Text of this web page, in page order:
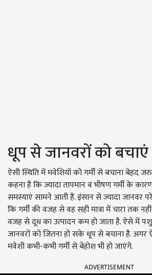
धूप से जानवरों को बचाएं
ऐसी स्थिति में मवेशियों को गर्मी से बचाना बेहद
कहना है कि ज्यादा तापमान व भीषण गर्मी के
समस्याएं सामने आती हैं. इंसान से ज्यादा जानवर
कि गर्मी की वजह से वह सही मात्रा में चारा तक
वजह से दूध का उत्पादन कम हो जाता है. ऐसे में
जानवरों को जितना हो सके धूप से बचाना है. अगर
मवेशी कभी-कभी गर्मी से बेहोश भी हो जाएंगे.
ADVERTISEMENT